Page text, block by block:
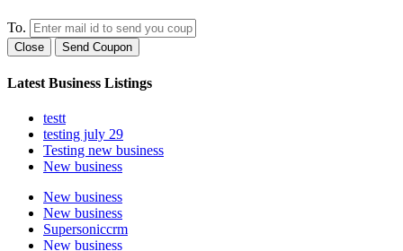
To.
Close Send Coupon
Latest Business Listings
testt
testing july 29
Testing new business
New business
New business
New business
Supersoniccrm
New business